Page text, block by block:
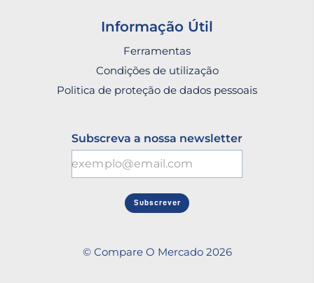
Informação Útil
Ferramentas
Condições de utilização
Politica de proteção de dados pessoais
Subscreva a nossa newsletter
Subscrever
© Compare O Mercado 2026